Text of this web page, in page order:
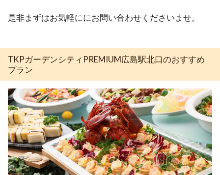
是非まずはお気軽ににお問い合わせくださいませ。
TKPガーデンシティPREMIUM広島駅北口のおすすめ
プラン